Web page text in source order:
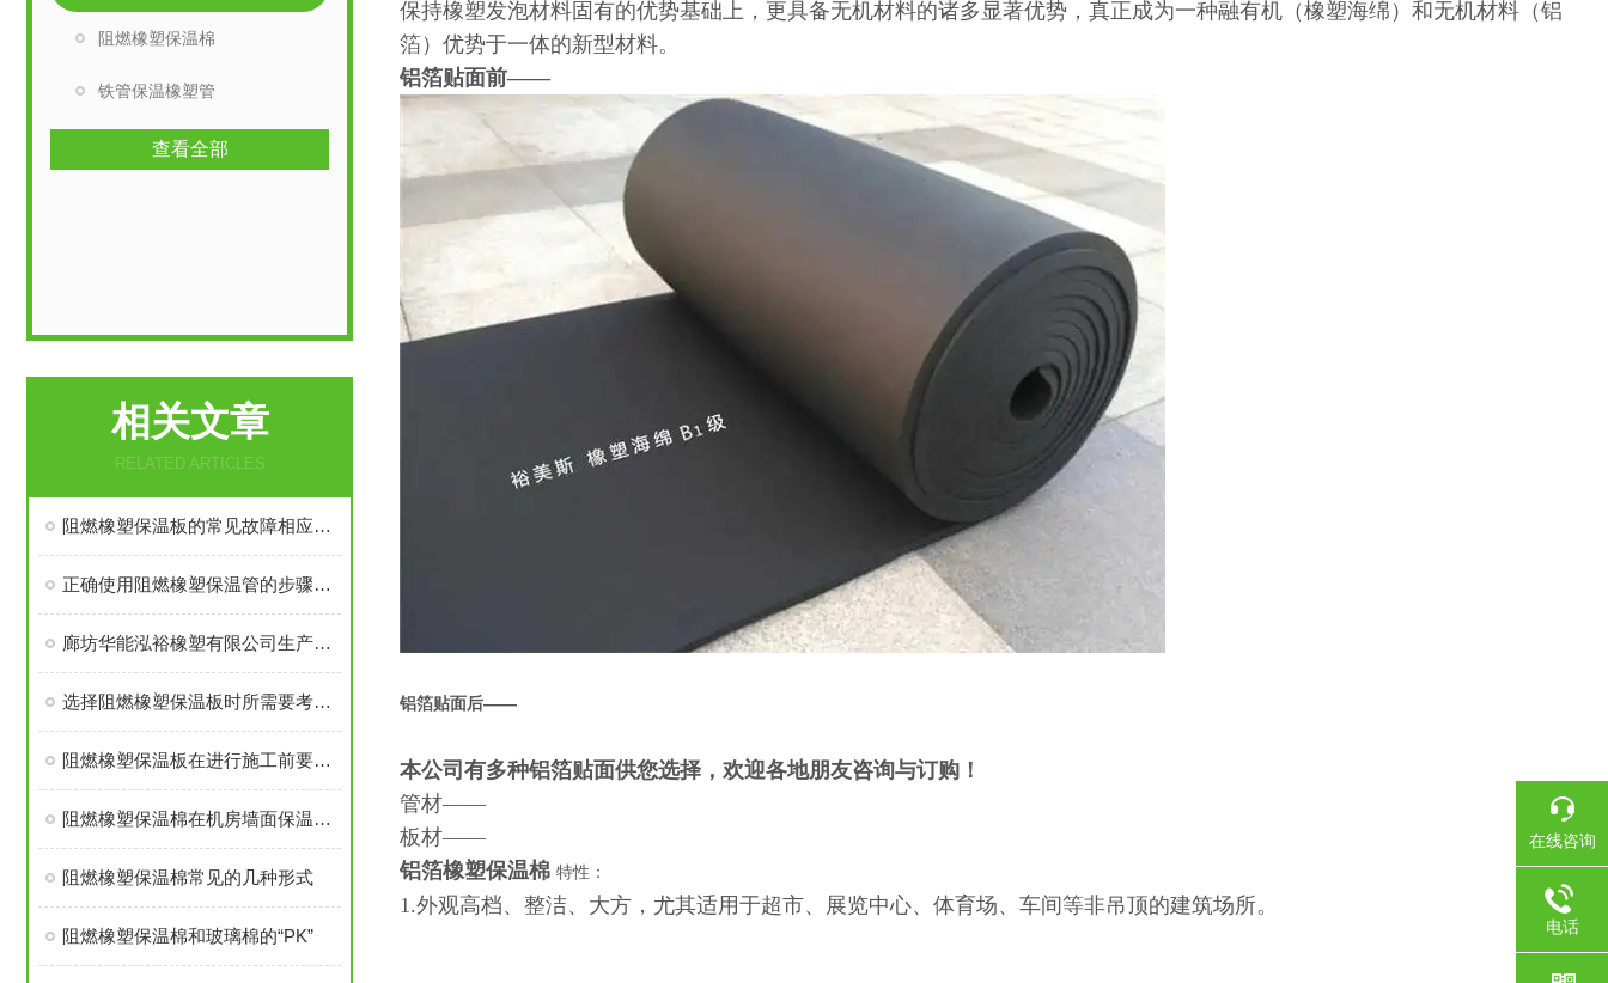
阻燃橡塑保温棉
铁管保温橡塑管
查看全部
相关文章
RELATED ARTICLES
阻燃橡塑保温板的常见故障相应解决方法分享
正确使用阻燃橡塑保温管的步骤及注意事项分享
廊坊华能泓裕橡塑有限公司生产的圣裕德B1级橡塑保温棉为什么如此受欢迎？
选择阻燃橡塑保温板时所需要考虑的关键要点介绍
阻燃橡塑保温板在进行施工前要做好这些准备工作
阻燃橡塑保温棉在机房墙面保温中应有多厚？
阻燃橡塑保温棉常见的几种形式
阻燃橡塑保温棉和玻璃棉的“PK”
保持橡塑发泡材料固有的优势基础上，更具备无机材料的诸多显著优势，真正成为一种融有机（橡塑海绵）和无机材料（铝
箔）优势于一体的新型材料。
铝箔贴面前——
铝箔贴面后——
本公司有多种铝箔贴面供您选择，欢迎各地朋友咨询与订购！
管材——
板材——
铝箔橡塑保温棉 特性：
1.外观高档、整洁、大方，尤其适用于超市、展览中心、体育场、车间等非吊顶的建筑场所。
在线咨询
电话